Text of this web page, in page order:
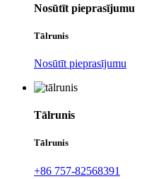
Nosūtīt pieprasījumu
Tālrunis
Nosūtīt pieprasījumu
Tālrunis
Tālrunis
+86 757-82568391